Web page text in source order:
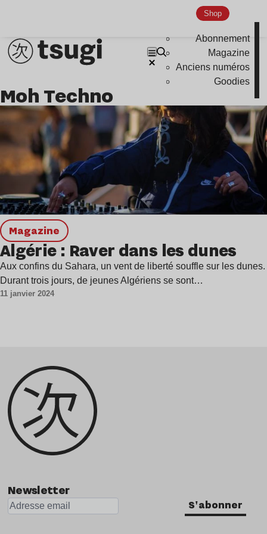
Shop
Abonnement
Magazine
Anciens numéros
Goodies
Hardcore
Nu Jazz
Indie
Moh Techno
magazine
Algérie : Raver dans les dunes
Aux confins du Sahara, un vent de liberté souffle sur les dunes.
Durant trois jours, de jeunes Algériens se sont…
11 janvier 2024
Newsletter
S'abonner